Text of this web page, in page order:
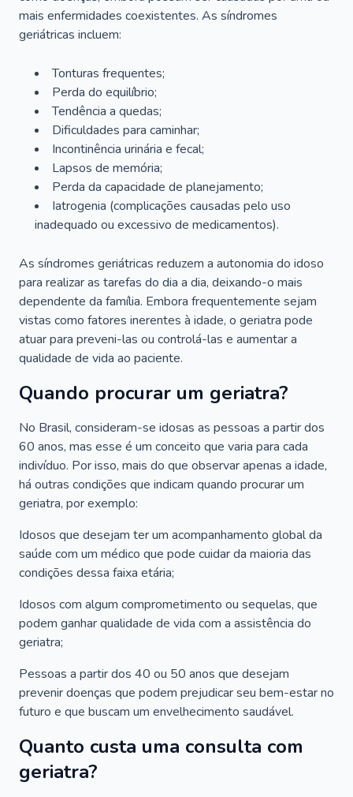
mais enfermidades coexistentes. As síndromes
geriátricas incluem:
Tonturas frequentes;
Perda do equilíbrio;
Tendência a quedas;
Dificuldades para caminhar;
Incontinência urinária e fecal;
Lapsos de memória;
Perda da capacidade de planejamento;
Iatrogenia (complicações causadas pelo uso
inadequado ou excessivo de medicamentos).
As síndromes geriátricas reduzem a autonomia do idoso
para realizar as tarefas do dia a dia, deixando-o mais
dependente da família. Embora frequentemente sejam
vistas como fatores inerentes à idade, o geriatra pode
atuar para preveni-las ou controlá-las e aumentar a
qualidade de vida ao paciente.
Quando procurar um geriatra?
No Brasil, consideram-se idosas as pessoas a partir dos
60 anos, mas esse é um conceito que varia para cada
indivíduo. Por isso, mais do que observar apenas a idade,
há outras condições que indicam quando procurar um
geriatra, por exemplo:
Idosos que desejam ter um acompanhamento global da
saúde com um médico que pode cuidar da maioria das
condições dessa faixa etária;
Idosos com algum comprometimento ou sequelas, que
podem ganhar qualidade de vida com a assistência do
geriatra;
Pessoas a partir dos 40 ou 50 anos que desejam
prevenir doenças que podem prejudicar seu bem-estar no
futuro e que buscam um envelhecimento saudável.
Quanto custa uma consulta com
geriatra?